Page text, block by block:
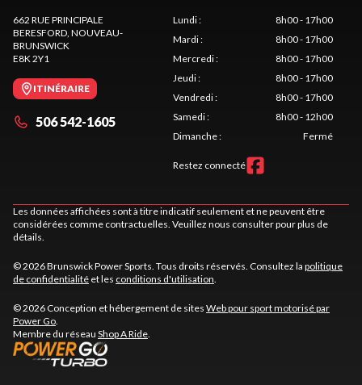
662 RUE PRINCIPALE
BERESFORD, NOUVEAU-
BRUNSWICK
E8K 2Y1
ITINÉRAIRE
506 542-1605
Lundi:
8h00 - 17h00
Mardi:
8h00 - 17h00
Mercredi:
8h00 - 17h00
Jeudi:
8h00 - 17h00
Vendredi:
8h00 - 17h00
Samedi:
8h00 - 12h00
Dimanche: Fermé
Restez connecté
Les données affichées sont à titre indicatif seulement et ne peuvent être
considérées comme contractuelles. Veuillez nous consulter pour plus de
détails.
© 2026 Brunswick Power Sports. Tous droits réservés. Consultez la politique
de confidentialité et les conditions d'utilisation.
© 2026 Conception et hébergement de sites Web pour sport motorisé par
Power Go.
Membre du réseau Shop A Ride.